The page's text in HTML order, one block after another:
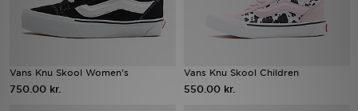
Vans Knu Skool Women's
750.00 kr.
Vans Knu Skool Children
550.00 kr.